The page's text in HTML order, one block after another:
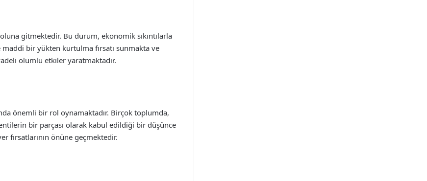
gitmektedir. Bu durum, ekonomik sıkıntılarla
maddi bir yükten kurtulma fırsatı sunmakta ve
olumlu etkiler yaratmaktadır.
önemli bir rol oynamaktadır. Birçok toplumda,
bir parçası olarak kabul edildiği bir düşünce
fırsatlarının önüne geçmektedir.